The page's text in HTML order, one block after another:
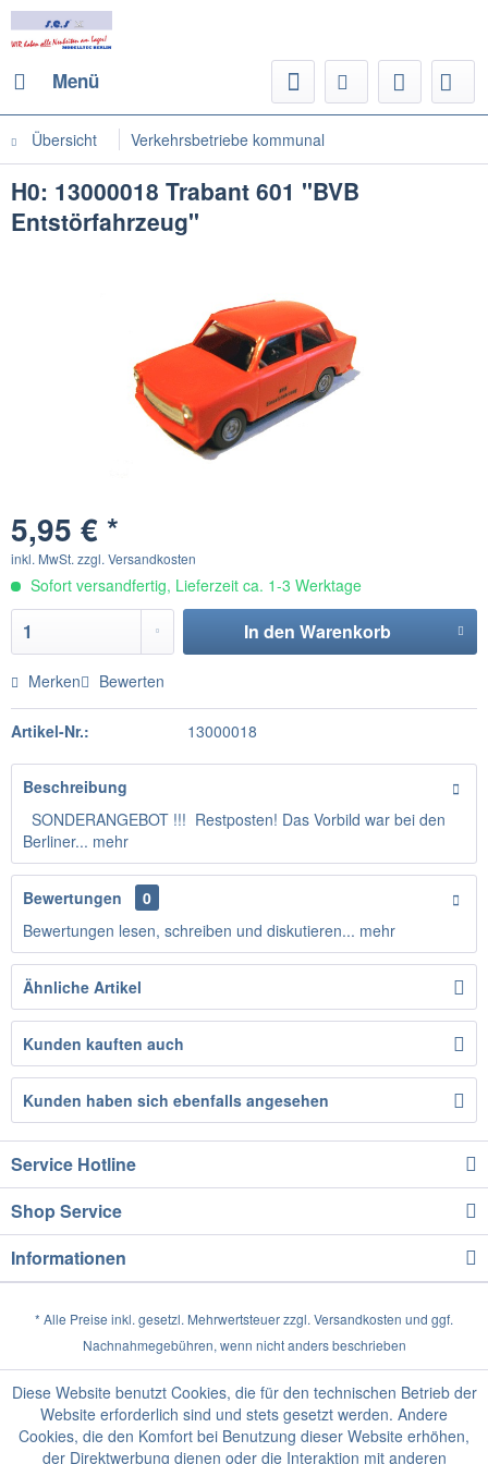
Menü
Übersicht Verkehrsbetriebe kommunal
H0: 13000018 Trabant 601 "BVB
Entstörfahrzeug"
5,95 € *
inkl. MwSt. zzgl. Versandkosten
Sofort versandfertig, Lieferzeit ca. 1-3 Werktage
In den Warenkorb
Merken Bewerten
Artikel-Nr.: 13000018
Beschreibung
SONDERANGEBOT !!! Restposten! Das Vorbild war bei den
Berliner... mehr
Bewertungen
0
Bewertungen lesen, schreiben und diskutieren... mehr
Ähnliche Artikel
Kunden kauften auch
Kunden haben sich ebenfalls angesehen
Service Hotline
Shop Service
Informationen
* Alle Preise inkl. gesetzl. Mehrwertsteuer zzgl. Versandkosten und ggf.
Nachnahmegebühren, wenn nicht anders beschrieben
Diese Website benutzt Cookies, die für den technischen Betrieb der
Website erforderlich sind und stets gesetzt werden. Andere
Cookies, die den Komfort bei Benutzung dieser Website erhöhen,
der Direktwerbung dienen oder die Interaktion mit anderen